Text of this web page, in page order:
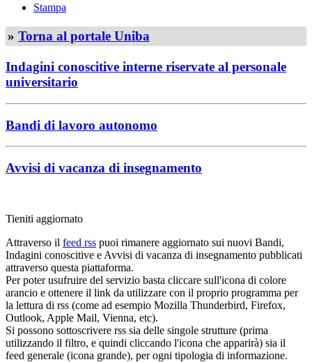
Stampa
» Torna al portale Uniba
Indagini conoscitive interne riservate al personale
universitario
Bandi di lavoro autonomo
Avvisi di vacanza di insegnamento
Tieniti aggiornato
Attraverso il feed rss puoi rimanere aggiornato sui nuovi Bandi,
Indagini conoscitive e Avvisi di vacanza di insegnamento pubblicati
attraverso questa piattaforma.
Per poter usufruire del servizio basta cliccare sull'icona di colore
arancio e ottenere il link da utilizzare con il proprio programma per
la lettura di rss (come ad esempio Mozilla Thunderbird, Firefox,
Outlook, Apple Mail, Vienna, etc).
Si possono sottoscrivere rss sia delle singole strutture (prima
utilizzando il filtro, e quindi cliccando l'icona che apparirà) sia il
feed generale (icona grande), per ogni tipologia di informazione.